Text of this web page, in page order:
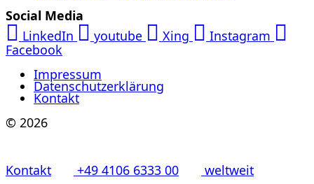
Social Media
LinkedIn
youtube Xing
Instagram
Facebook
Impressum
Datenschutzerklärung
Kontakt
© 2026
Kontakt +49 4106 6333 00 weltweit